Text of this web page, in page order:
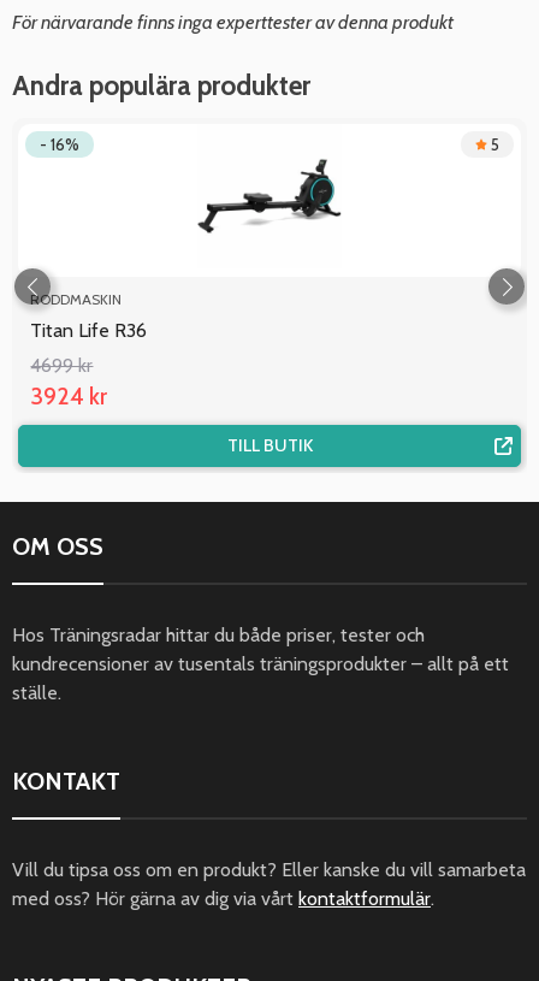
För närvarande finns inga experttester av denna produkt
Andra populära produkter
- 16% 5
RODDMASKIN
Titan Life R36
4699 kr
3924 kr
TILL BUTIK
OM OSS
Hos Träningsradar hittar du både priser, tester och
kundrecensioner av tusentals träningsprodukter – allt på ett
ställe.
KONTAKT
Vill du tipsa oss om en produkt? Eller kanske du vill samarbeta
med oss? Hör gärna av dig via vårt kontaktformulär.